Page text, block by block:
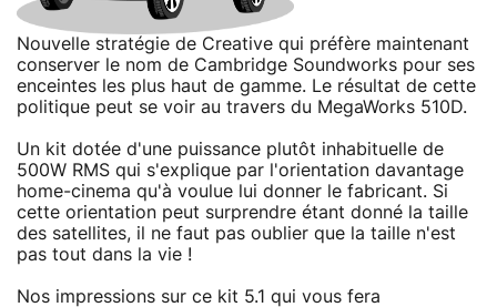
Nouvelle stratégie de Creative qui préfère maintenant
conserver le nom de Cambridge Soundworks pour ses
enceintes les plus haut de gamme. Le résultat de cette
politique peut se voir au travers du MegaWorks 510D.
Un kit dotée d'une puissance plutôt inhabituelle de
500W RMS qui s'explique par l'orientation davantage
home-cinema qu'à voulue lui donner le fabricant. Si
cette orientation peut surprendre étant donné la taille
des satellites, il ne faut pas oublier que la taille n'est
pas tout dans la vie !
Nos impressions sur ce kit 5.1 qui vous fera